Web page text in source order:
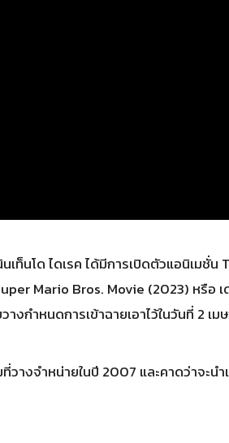
ท็นโด ไดเรค ได้มีการเปิดตัวแอนิเมชั่น
Mario Bros. Movie (2023) หรือ เ
กำหนดการเข้าฉายเอาไว้ในวันที่ 2 เม
างจำหน่ายในปี 2007 และคาดว่าจะนำ